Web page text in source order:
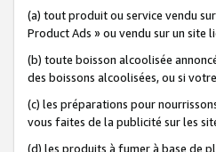
(a) tout produit ou service vendu
Product Ads » ou vendu sur un site
(b) toute boisson alcoolisée
des boissons alcoolisées, ou si
(c) les préparations pour
vous faites de la publicité sur les
(d) les produits à fumer à base de